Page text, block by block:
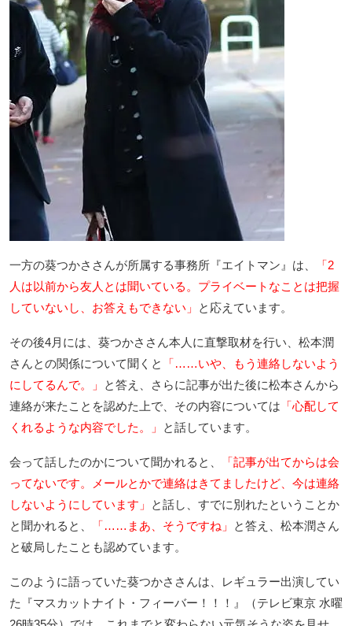
一方の葵つかささんが所属する事務所『エイトマン』は、
「2
人は以前から友人とは聞いている。プライベートなことは把握
していないし、お答えもできない」
と応えています。
その後4月には、葵つかささん本人に直撃取材を行い、松本潤
さんとの関係について聞くと
「……いや、もう連絡しないよう
にしてるんで。」
と答え、さらに記事が出た後に松本さんから
連絡が来たことを認めた上で、その内容については 「心配して
くれるような内容でした。」
と話しています。
会って話したのかについて聞かれると、
「記事が出てからは会
ってないです。メールとかで連絡はきてましたけど、今は連絡
しないようにしています」
と話し、すでに別れたということか
と聞かれると、
「……まあ、そうですね」
と答え、松本潤さん
と破局したことも認めています。
このように語っていた葵つかささんは、レギュラー出演してい
た『マスカットナイト・フィーバー！！！』（テレビ東京 水曜